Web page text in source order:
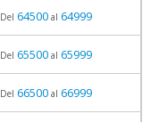
Del 64500al 64999
Del 65500al 65999
Del 66500al 66999